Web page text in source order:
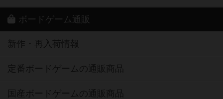
ボードゲーム通販
新作・再入荷情報
定番ボードゲームの通販商品
国産ボードゲームの通販商品